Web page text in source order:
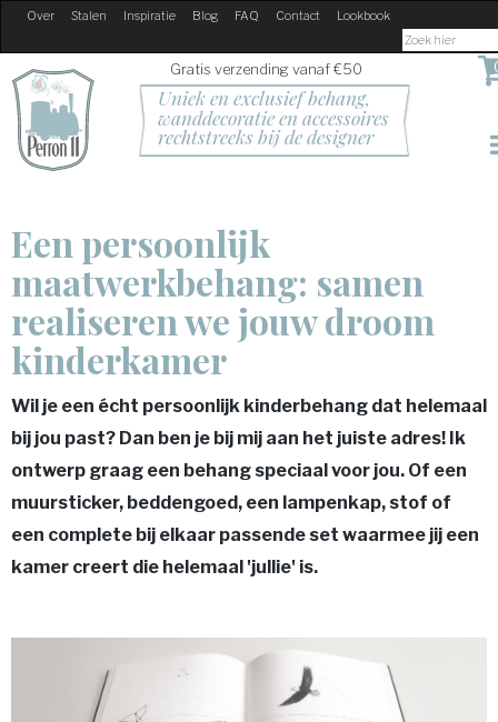
Over Stalen Inspiratie Blog FAQ Contact Lookbook
Gratis verzending vanaf €50
Uniek en exclusief behang,
wanddecoratie en accessoires
rechtstreeks bij de designer
Een persoonlijk
maatwerkbehang: samen
realiseren we jouw droom
kinderkamer
Wil je een écht persoonlijk kinderbehang dat helemaal
bij jou past? Dan ben je bij mij aan het juiste adres! Ik
ontwerp graag een behang speciaal voor jou. Of een
muursticker, beddengoed, een lampenkap, stof of
een complete bij elkaar passende set waarmee jij een
kamer creert die helemaal 'jullie' is.